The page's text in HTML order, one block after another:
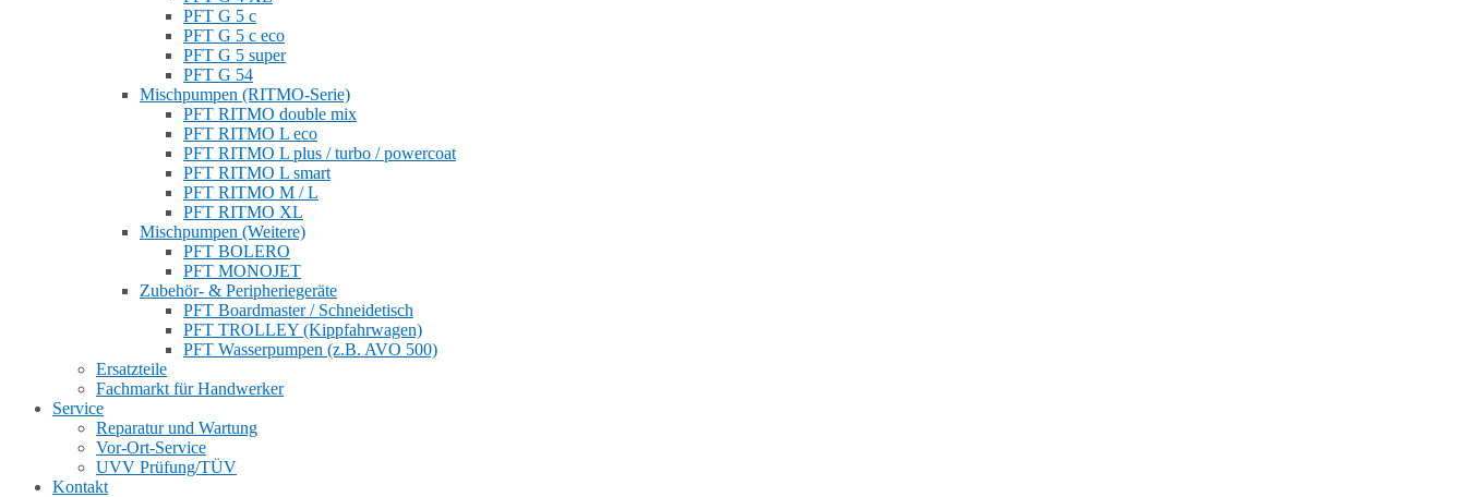
PFT G 5 c
PFT G 5 c eco
PFT G 5 super
PFT G 54
Mischpumpen (RITMO-Serie)
PFT RITMO double mix
PFT RITMO L eco
PFT RITMO L plus / turbo / powercoat
PFT RITMO L smart
PFT RITMO M / L
PFT RITMO XL
Mischpumpen (Weitere)
PFT BOLERO
PFT MONOJET
Zubehör- & Peripheriegeräte
PFT Boardmaster / Schneidetisch
PFT TROLLEY (Kippfahrwagen)
PFT Wasserpumpen (z.B. AVO 500)
Ersatzteile
Fachmarkt für Handwerker
Service
Reparatur und Wartung
Vor-Ort-Service
UVV Prüfung/TÜV
Kontakt